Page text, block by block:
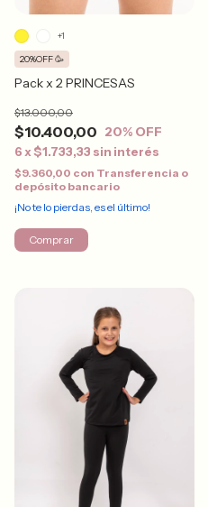
Pack x 2 PRINCESAS
$10.400,00
$13.000,00
20% OFF
6 x$1.733,33 sin interés
20%OFF 🥳
$9.360,00 con Transferencia o
depósito bancario
¡No te lo pierdas, es el último!
+1
Comprar